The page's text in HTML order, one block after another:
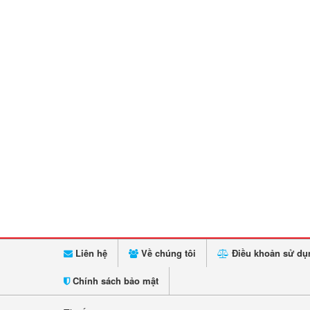
Liên hệ Về chúng tôi Điều khoản sử
Chính sách bảo mật